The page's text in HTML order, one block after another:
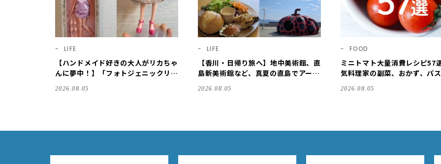
LIFE
【ハンドメイド好きの大人がリカちゃ
んに夢中！】「フォトジェニックリ
くり実例をご紹介【LEE100人隊・20
2026.08.05
LIFE
【香川・日帰り旅へ】地中美術館、直
島新美術館など、真夏の直島でアート
2026.08.05
FOOD
ミニトマト大量消費レシピ57
気料理家の副菜、おかず、パ
2026.08.05